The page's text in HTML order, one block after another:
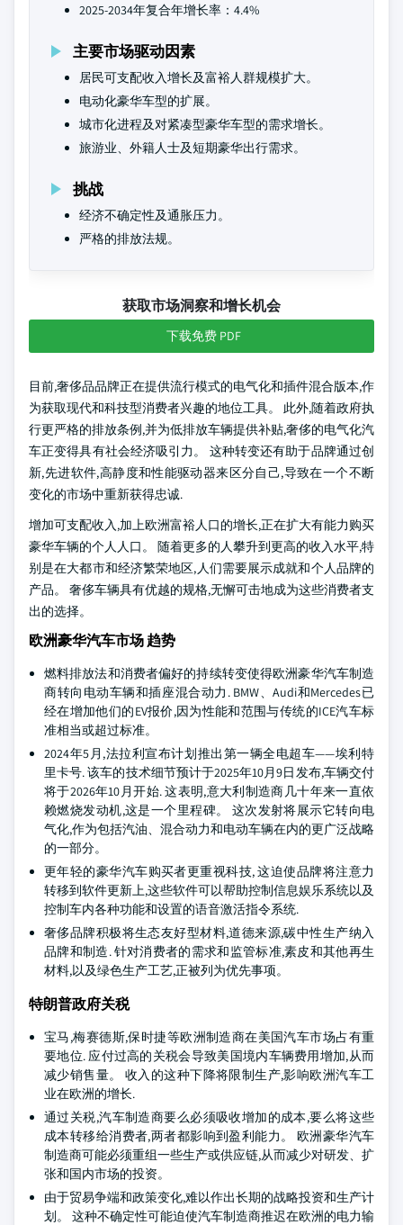
2025-2034年复合年增长率：4.4%
主要市场驱动因素
居民可支配收入增长及富裕人群规模扩大。
电动化豪华车型的扩展。
城市化进程及对紧凑型豪华车型的需求增长。
旅游业、外籍人士及短期豪华出行需求。
挑战
经济不确定性及通胀压力。
严格的排放法规。
获取市场洞察和增长机会
下载免费 PDF
目前,奢侈品品牌正在提供流行模式的电气化和插件混合版本,作
为获取现代和科技型消费者兴趣的地位工具。 此外,随着政府执
行更严格的排放条例,并为低排放车辆提供补贴,奢侈的电气化汽
车正变得具有社会经济吸引力。 这种转变还有助于品牌通过创
新,先进软件,高静度和性能驱动器来区分自己,导致在一个不断
变化的市场中重新获得忠诚.
增加可支配收入,加上欧洲富裕人口的增长,正在扩大有能力购买
豪华车辆的个人人口。 随着更多的人攀升到更高的收入水平,特
别是在大都市和经济繁荣地区,人们需要展示成就和个人品牌的
产品。 奢侈车辆具有优越的规格,无懈可击地成为这些消费者支
出的选择。
欧洲豪华汽车市场 趋势
燃料排放法和消费者偏好的持续转变使得欧洲豪华汽车制造
商转向电动车辆和插座混合动力. BMW、Audi和Mercedes已
经在增加他们的EV报价,因为性能和范围与传统的ICE汽车标
准相当或超过标准。
2024年5月,法拉利宣布计划推出第一辆全电超车——埃利特
里卡号. 该车的技术细节预计于2025年10月9日发布,车辆交付
将于2026年10月开始. 这表明,意大利制造商几十年来一直依
赖燃烧发动机,这是一个里程碑。 这次发射将展示它转向电
气化,作为包括汽油、混合动力和电动车辆在内的更广泛战略
的一部分。
更年轻的豪华汽车购买者更重视科技, 这迫使品牌将注意力
转移到软件更新上,这些软件可以帮助控制信息娱乐系统以及
控制车内各种功能和设置的语音激活指令系统.
奢侈品牌积极将生态友好型材料,道德来源,碳中性生产纳入
品牌和制造. 针对消费者的需求和监管标准,素皮和其他再生
材料,以及绿色生产工艺,正被列为优先事项。
特朗普政府关税
宝马,梅赛德斯,保时捷等欧洲制造商在美国汽车市场占有重
要地位. 应付过高的关税会导致美国境内车辆费用增加,从而
减少销售量。 收入的这种下降将限制生产,影响欧洲汽车工
业在欧洲的增长.
通过关税,汽车制造商要么必须吸收增加的成本,要么将这些
成本转移给消费者,两者都影响到盈利能力。 欧洲豪华汽车
制造商可能必须重组一些生产或供应链,从而减少对研发、扩
张和国内市场的投资。
由于贸易争端和政策变化,难以作出长期的战略投资和生产计
划。 这种不确定性可能迫使汽车制造商推迟在欧洲的电力输